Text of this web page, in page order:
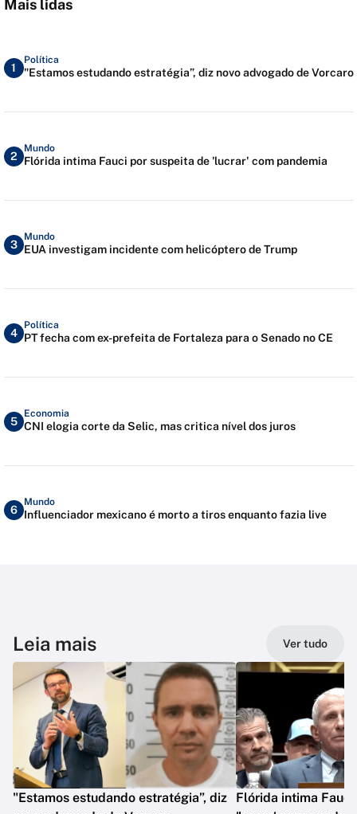
Mais lidas
1
Política
"Estamos estudando estratégia”, diz novo advogado de Vorcaro
2
Mundo
Flórida intima Fauci por suspeita de 'lucrar' com pandemia
3
Mundo
EUA investigam incidente com helicóptero de Trump
4
Política
PT fecha com ex-prefeita de Fortaleza para o Senado no CE
5
Economia
CNI elogia corte da Selic, mas critica nível dos juros
6
Mundo
Influenciador mexicano é morto a tiros enquanto fazia live
Leia mais Ver tudo
"Estamos estudando estratégia”, diz
Flórida intima